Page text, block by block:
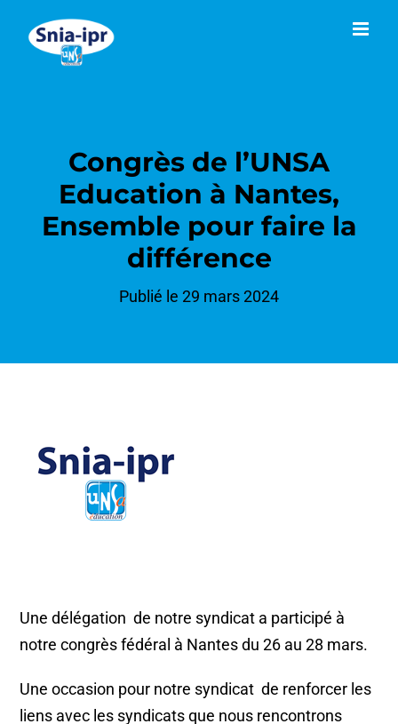
Congrès de l’UNSA
Education à Nantes,
Ensemble pour faire la
différence
Publié le 29 mars 2024
Une délégation de notre syndicat a participé à
notre congrès fédéral à Nantes du 26 au 28 mars.
Une occasion pour notre syndicat de renforcer les
liens avec les syndicats que nous rencontrons